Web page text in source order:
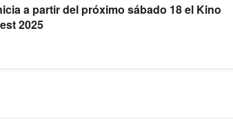
a partir del próximo sábado 18 el Kino
2025